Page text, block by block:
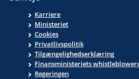
Karriere
Ministeriet
Cookies
Privatlivspolitik
Tilgængelighedserklæring
Finansministeriets
Regeringen